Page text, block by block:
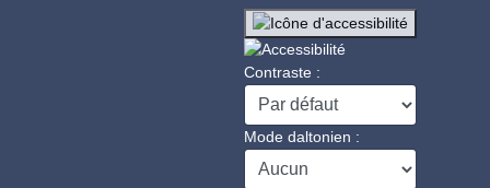
Contraste :
Mode daltonien :